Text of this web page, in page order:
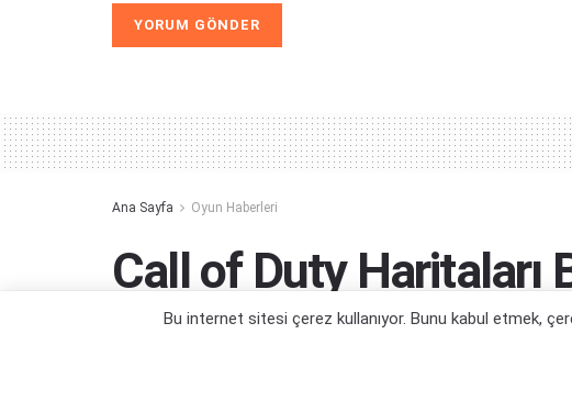
Ana Sayfa Oyun Haberleri
Call of Duty
ile Yeniden Yapıldı
Bu internet sitesi çerez kullanıyor. Bunu kabul etmek,